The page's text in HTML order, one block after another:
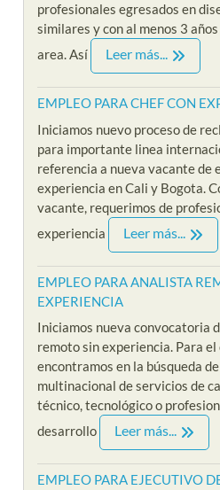
profesionales egresados en
similares y con al menos 3
area. Así
Leer más...
EMPLEO PARA CHEF CON
Iniciamos nuevo proceso de
para importante linea
referencia a nueva vacante de
experiencia en Cali y Bogota.
vacante, requerimos de
experiencia
Leer más...
EMPLEO PARA ANALISTA
EXPERIENCIA
Iniciamos nueva convocatoria
remoto sin experiencia. Para
encontramos en la búsqueda
multinacional de servicios de
técnico, tecnológico o
desarrollo
Leer más...
EMPLEO PARA EJECUTIVO